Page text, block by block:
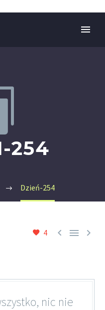
254
Dzień-254
4   
nic nie